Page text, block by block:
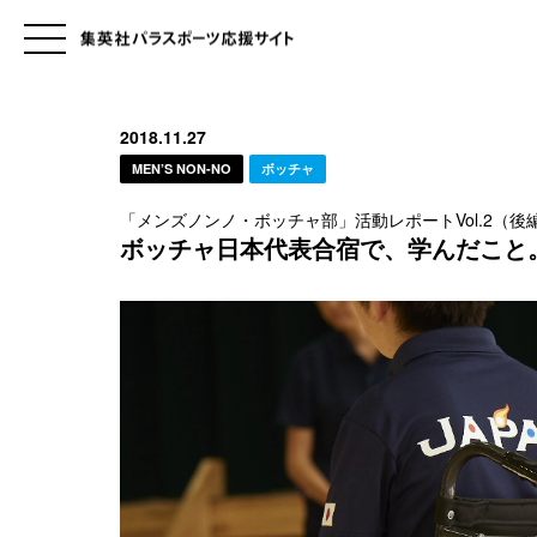
2018.11.27
MEN’S NON-NO ボッチャ
「メンズノンノ・ボッチャ部」活動レポートVol.2（後
ボッチャ日本代表合宿で、学んだこと